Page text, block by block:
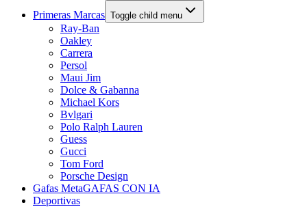
Primeras Marcas Toggle child menu
Ray-Ban
Oakley
Carrera
Persol
Maui Jim
Dolce & Gabanna
Michael Kors
Bvlgari
Polo Ralph Lauren
Guess
Gucci
Tom Ford
Porsche Design
Gafas MetaGAFAS CON IA
Deportivas